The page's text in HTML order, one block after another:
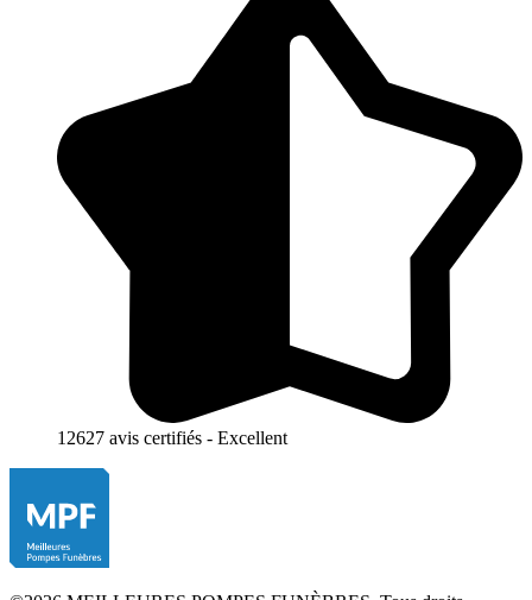
12627 avis certifiés - Excellent